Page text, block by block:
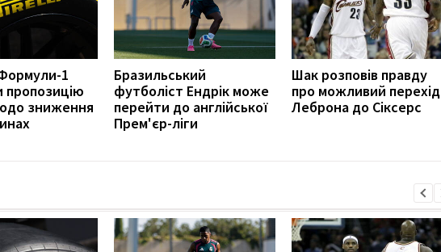
1
пропозицію
зниження
Бразильський
футболіст Ендрік може
перейти до англійської
Прем'єр-ліги
Шак розповів правду
про можливий перехід
Леброна до Сіксерс